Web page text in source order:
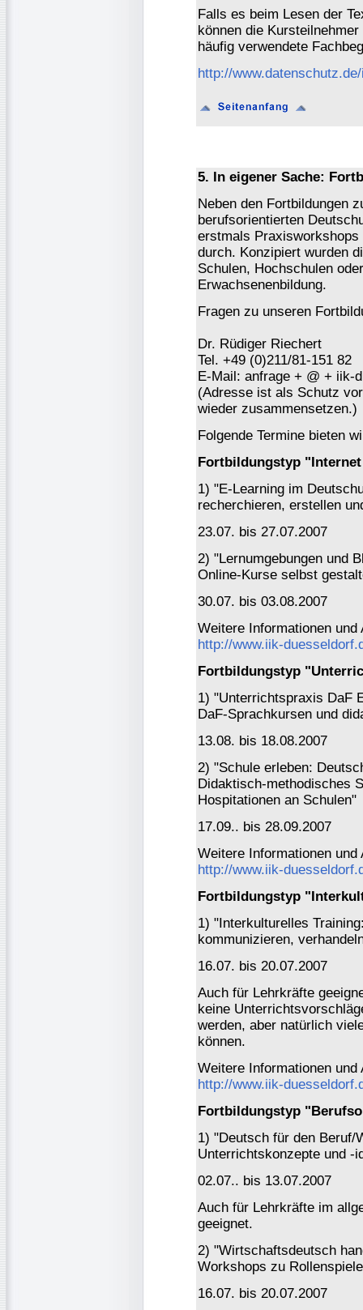
Falls es beim Lesen der
können die
häufig verwendete
http://
5. In eigener Sache:
Neben den Fortbildungen
berufsorientierten
erstmals
durch. Konzipiert wurden
Schulen, Hochschulen
Erwachsenenbildung.
Fragen zu unseren
Dr. Rüdiger Riechert
Tel. +49 (0)211/81-151 82
E-Mail: anfrage + @ + iik-
(Adresse ist als Schutz
wieder zusammensetzen.)
Folgende Termine bieten
Fortbildungstyp
1) "E-Learning im
recherchieren, erstellen
23.07. bis 27.07.2007
2) "Lernumgebungen und
Online-Kurse selbst
30.07. bis 03.08.2007
Weitere Informationen und
http://www.iik-
Fortbildungstyp
1) "Unterrichtspraxis DaF
DaF-Sprachkursen und
13.08. bis 18.08.2007
2) "Schule erleben:
Didaktisch-methodisches
Hospitationen an Schulen"
17.09.. bis 28.09.2007
Weitere Informationen und
http://www.iik-
Fortbildungstyp
1) "Interkulturelles
kommunizieren,
16.07. bis 20.07.2007
Auch für Lehrkräfte
keine
werden, aber natürlich
können.
Weitere Informationen und
http://www.iik-
Fortbildungstyp
1) "Deutsch für den Beruf/
Unterrichtskonzepte und -
02.07.. bis 13.07.2007
Auch für Lehrkräfte im
geeignet.
2) "Wirtschaftsdeutsch
Workshops zu
16.07. bis 20.07.2007